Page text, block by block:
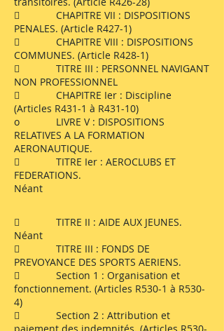
 CHAPITRE VII : DISPOSITIONS
PENALES. (Article R427-1)
 CHAPITRE VIII : DISPOSITIONS
COMMUNES. (Article R428-1)
 TITRE III : PERSONNEL NAVIGANT
NON PROFESSIONNEL
 CHAPITRE Ier : Discipline
(Articles R431-1 à R431-10)
o LIVRE V : DISPOSITIONS
RELATIVES A LA FORMATION
AERONAUTIQUE.
 TITRE Ier : AEROCLUBS ET
FEDERATIONS.
Néant
 TITRE II : AIDE AUX JEUNES.
Néant
 TITRE III : FONDS DE
PREVOYANCE DES SPORTS AERIENS.
 Section 1 : Organisation et
fonctionnement. (Articles R530-1 à R530-
4)
 Section 2 : Attribution et